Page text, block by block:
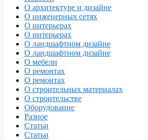
О архитектуре и дизайне
О инженерных сетях
О интерьерах
О интерьерах
О ландшафтном дизайне
О ландшафтном дизайне
О мебели
О ремонтах
О ремонтах
О строительных материалах
О строительстве
Оборудование
Разное
Статьи
Статьи